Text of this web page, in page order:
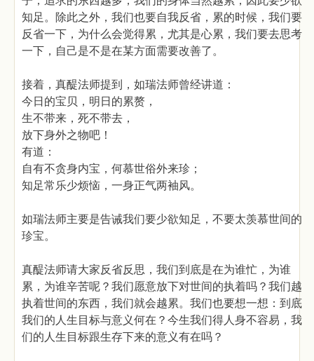
知足。除此之外，我们也要自我反省，累的时候，我们要
反省一下，为什么会觉得累，尤其是心累，我们要去思考
一下，自己是不是在某方面需要改善了。
接着，真醍法师提到，如瑞法师曾经讲道：
今日的宝贝，明日的累赘，
生不带来，死不带去，
放下身外之物吧！
有道：
自有不贪身内宝，何慕世俗外来珍；
知足常乐少烦恼，一身正气两袖风。
如瑞法师主要是告诫我们要少欲知足，不要太羡慕世间的
珍宝。
真醍法师请大家反省反思，我们到底是在为谁忙，为谁
累，为谁辛苦呢？我们愿意放下对世间的执着吗？我们越
执着世间的东西，我们就会越累。我们也要想一想：到底
我们的人生目标与意义何在？今生我们得人身不容易，我
们的人生目标跟生存下来的意义有在吗？